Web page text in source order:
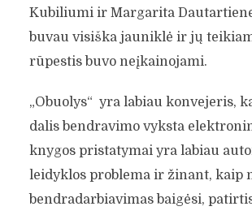
Kubiliumi ir Margarita
buvau visiška jauniklė ir jų
rūpestis buvo neįkainojami.
„Obuolys“ yra labiau konvejeris,
dalis bendravimo vyksta
knygos pristatymai yra labiau
leidyklos problema ir žinant, kaip
bendradarbiavimas baigėsi,